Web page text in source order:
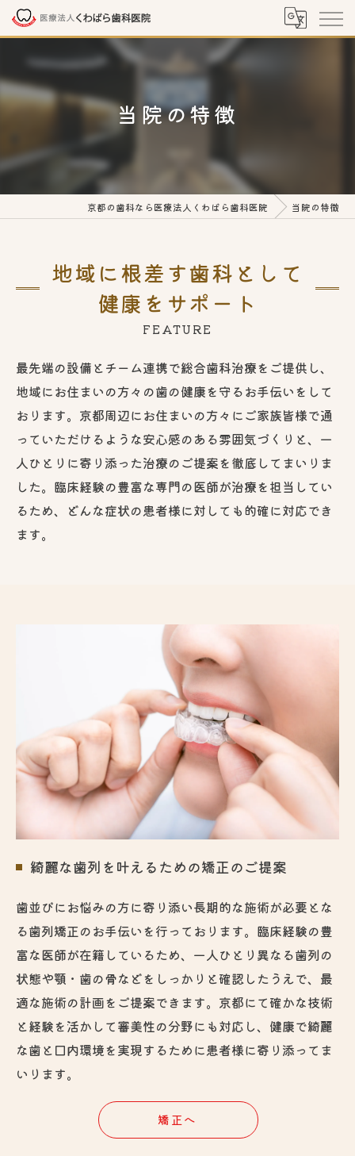
当院の特徴
京都の歯科なら医療法人くわばら歯科医院 当院の特徴
地域に根差す歯科として
健康をサポート
FEATURE
最先端の設備とチーム連携で総合歯科治療をご提供し、
地域にお住まいの方々の歯の健康を守るお手伝いをして
おります。京都周辺にお住まいの方々にご家族皆様で通
っていただけるような安心感のある雰囲気づくりと、一
人ひとりに寄り添った治療のご提案を徹底してまいりま
した。臨床経験の豊富な専門の医師が治療を担当してい
るため、どんな症状の患者様に対しても的確に対応でき
ます。
綺麗な歯列を叶えるための矯正のご提案
歯並びにお悩みの方に寄り添い長期的な施術が必要とな
る歯列矯正のお手伝いを行っております。臨床経験の豊
富な医師が在籍しているため、一人ひとり異なる歯列の
状態や顎・歯の骨などをしっかりと確認したうえで、最
適な施術の計画をご提案できます。京都にて確かな技術
と経験を活かして審美性の分野にも対応し、健康で綺麗
な歯と口内環境を実現するために患者様に寄り添ってま
いります。
矯正へ